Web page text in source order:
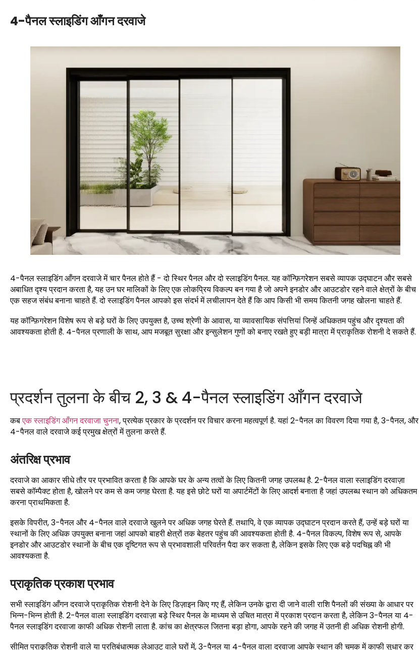
4-पैनल स्लाइडिंग आँगन दरवाजे
4-पैनल स्लाइडिंग आँगन दरवाजे में चार पैनल होते हैं - दो स्थिर पैनल और दो स्लाइडिंग पैनल. यह कॉन्फ़िगरेशन सबसे व्यापक उद्घाटन और सबसे
अबाधित दृश्य प्रदान करता है, यह उन घर मालिकों के लिए एक लोकप्रिय विकल्प बन गया है जो अपने इनडोर और आउटडोर रहने वाले क्षेत्रों के बीच
एक सहज संबंध बनाना चाहते हैं. दो स्लाइडिंग पैनल आपको इस संदर्भ में लचीलापन देते हैं कि आप किसी भी समय कितनी जगह खोलना चाहते हैं.
यह कॉन्फ़िगरेशन विशेष रूप से बड़े घरों के लिए उपयुक्त है, उच्च श्रेणी के आवास, या व्यावसायिक संपत्तियां जिन्हें अधिकतम पहुंच और दृश्यता की
आवश्यकता होती है. 4-पैनल प्रणाली के साथ, आप मजबूत सुरक्षा और इन्सुलेशन गुणों को बनाए रखते हुए बड़ी मात्रा में प्राकृतिक रोशनी दे सकते हैं.
प्रदर्शन तुलना के बीच 2, 3 & 4-पैनल स्लाइडिंग आँगन दरवाजे
कबएक स्लाइडिंग आँगन दरवाजा चुनना, प्रत्येक प्रकार के प्रदर्शन पर विचार करना महत्वपूर्ण है. यहां 2-पैनल का विवरण दिया गया है, 3-पैनल, और
4-पैनल वाले दरवाजे कई प्रमुख क्षेत्रों में तुलना करते हैं.
अंतरिक्ष प्रभाव
दरवाजे का आकार सीधे तौर पर प्रभावित करता है कि आपके घर के अन्य तत्वों के लिए कितनी जगह उपलब्ध है. 2-पैनल वाला स्लाइडिंग दरवाज़ा
सबसे कॉम्पैक्ट होता है, खोलने पर कम से कम जगह घेरता है. यह इसे छोटे घरों या अपार्टमेंटों के लिए आदर्श बनाता है जहां उपलब्ध स्थान को अधिकतम
करना प्राथमिकता है.
इसके विपरीत, 3-पैनल और 4-पैनल वाले दरवाजे खुलने पर अधिक जगह घेरते हैं. तथापि, वे एक व्यापक उद्घाटन प्रदान करते हैं, उन्हें बड़े घरों या
स्थानों के लिए अधिक उपयुक्त बनाना जहां आपको बाहरी क्षेत्रों तक बेहतर पहुंच की आवश्यकता होती है. 4-पैनल विकल्प, विशेष रूप से, आपके
इनडोर और आउटडोर स्थानों के बीच एक दृष्टिगत रूप से प्रभावशाली परिवर्तन पैदा कर सकता है, लेकिन इसके लिए एक बड़े पदचिह्न की भी
आवश्यकता है.
प्राकृतिक प्रकाश प्रभाव
सभी स्लाइडिंग आँगन दरवाजे प्राकृतिक रोशनी देने के लिए डिज़ाइन किए गए हैं, लेकिन उनके द्वारा दी जाने वाली राशि पैनलों की संख्या के आधार पर
भिन्न-भिन्न होती है. 2-पैनल वाला स्लाइडिंग दरवाज़ा बड़े स्थिर पैनल के माध्यम से उचित मात्रा में प्रकाश प्रदान करता है, लेकिन 3-पैनल या 4-
पैनल स्लाइडिंग दरवाजा काफी अधिक रोशनी लाता है. कांच का क्षेत्रफल जितना बड़ा होगा, आपके रहने की जगह में उतनी ही अधिक रोशनी होगी.
सीमित प्राकृतिक रोशनी वाले या प्रतिबंधात्मक लेआउट वाले घरों में, 3-पैनल या 4-पैनल वाला दरवाजा आपके स्थान की चमक में काफी सुधार कर